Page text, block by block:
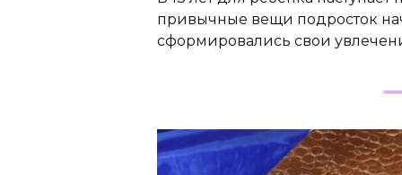
привычные вещи подросток
сформировались свои